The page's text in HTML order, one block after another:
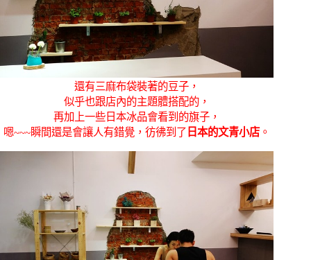
還有三麻布袋裝著的豆子，
似乎也跟店內的主題體搭配的，
再加上一些日本冰品會看到的旗子，
嗯~~~瞬間還是會讓人有錯覺，彷彿到了 日本的文青小店。